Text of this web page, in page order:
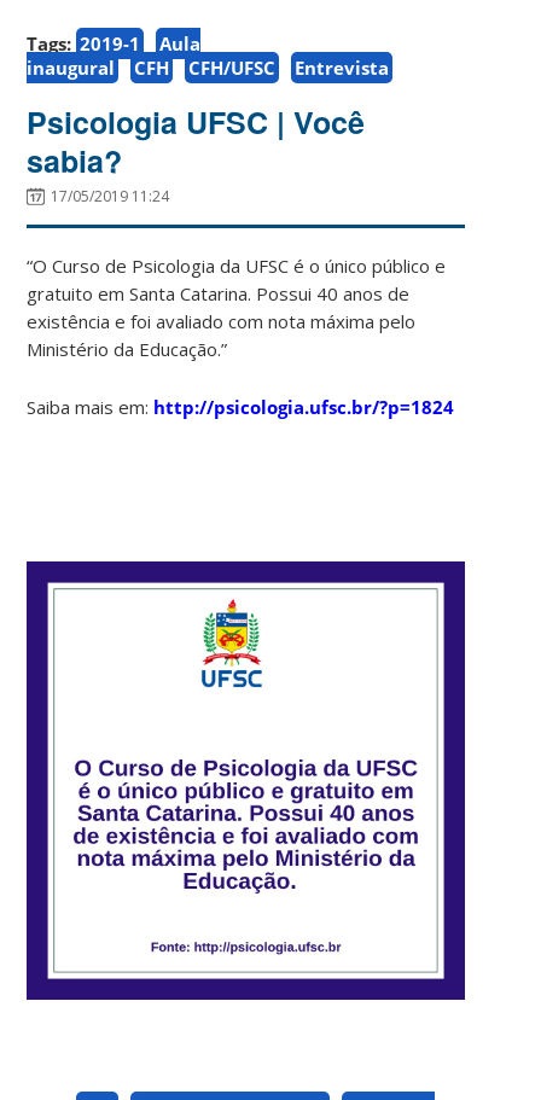
Tags: 2019-1
Aula
inaugural
CFH CFH/UFSC Entrevista
Psicologia UFSC | Você
sabia?
17/05/2019 11:24
“O Curso de Psicologia da UFSC é o único público e
gratuito em Santa Catarina. Possui 40 anos de
existência e foi avaliado com nota máxima pelo
Ministério da Educação.”
Saiba mais em: http://psicologia.ufsc.br/?p=1824